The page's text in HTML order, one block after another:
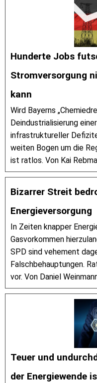
Hunderte Jobs
Stromversorgung
kann
Wird Bayerns
Deindustrialisierung
infrastruktureller
weiten Bogen um die
ist ratlos. Von Kai
Bizarrer Streit
Energieversorgung
In Zeiten knapper
Gasvorkommen
SPD sind vehement
Falschbehauptungen.
vor. Von Daniel
Teuer und
der Energiewende